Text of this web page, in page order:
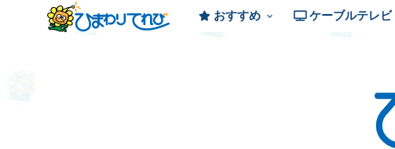
おすすめ ケーブルテレビ